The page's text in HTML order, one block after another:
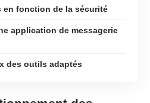
fonction de la sécurité
application de messagerie
des outils adaptés